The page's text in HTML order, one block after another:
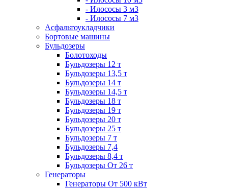
- Илососы 3 м3
- Илососы 7 м3
Асфальтоукладчики
Бортовые машины
Бульдозеры
Болотоходы
Бульдозеры 12 т
Бульдозеры 13,5 т
Бульдозеры 14 т
Бульдозеры 14,5 т
Бульдозеры 18 т
Бульдозеры 19 т
Бульдозеры 20 т
Бульдозеры 25 т
Бульдозеры 7 т
Бульдозеры 7,4
Бульдозеры 8,4 т
Бульдозеры От 26 т
Генераторы
Генераторы От 500 кВт